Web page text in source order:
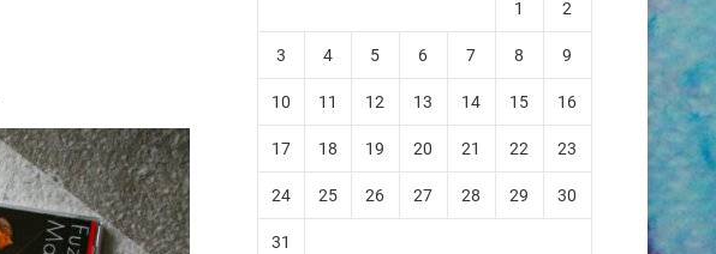
1 2
3 4 5 6 7 8 9
10 11 12 13 14 15 16
17 18 19 20 21 22 23
24 25 26 27 28 29 30
31